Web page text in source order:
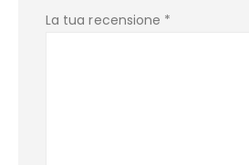
La tua recensione *